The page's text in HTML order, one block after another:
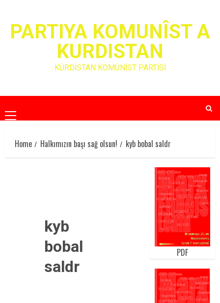
contentPARTIYA KOMUNÎST A
KURDISTAN
KÜRDİSTAN KOMÜNİST PARTİSİ
Primary
Menu
Home
Halkımızın başı sağ olsun! kyb bobal saldr
kyb
bobal
saldr
PDF